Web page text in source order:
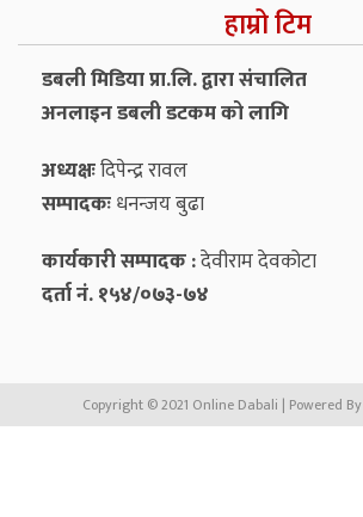
हाम्रो टिम
डबली मिडिया प्रा.लि. द्वारा संचालित
अनलाइन डबली डटकम को लागि
अध्यक्षःदिपेन्द्र रावल
सम्पादकःधनन्‍जय बुढा
कार्यकारी सम्पादक :देवीराम देवकोटा
दर्ता नं. १५४/०७३-७४
Copyright © 2021 Online Dabali | Powered By